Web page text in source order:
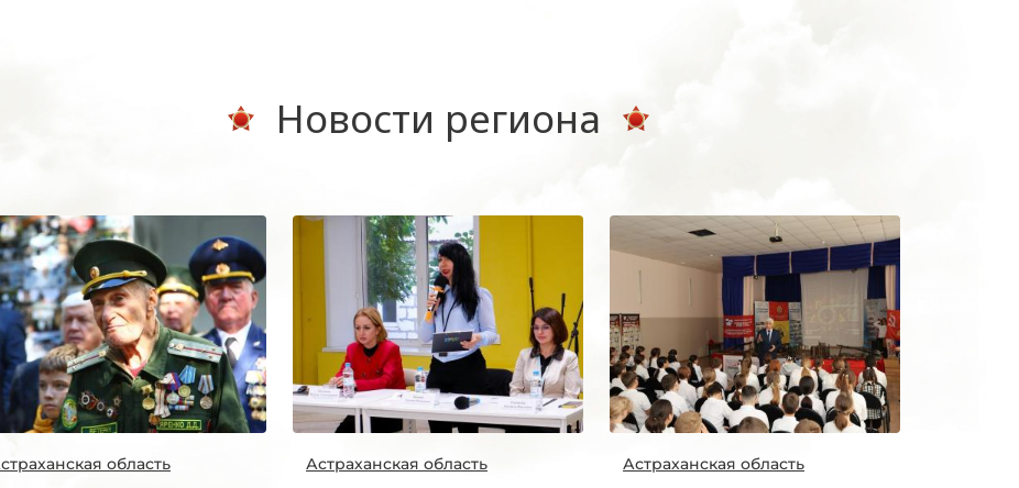
Новости региона
область Астраханская область Астраханская область